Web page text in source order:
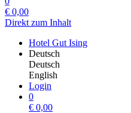
€ 0,00
Direkt zum Inhalt
Hotel Gut Ising
Deutsch
Deutsch
English
Login
0
€ 0,00